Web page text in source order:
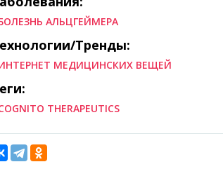
АЛЬЦГЕЙМЕРА
Тренды:
МЕДИЦИНСКИХ ВЕЩЕЙ
THERAPEUTICS